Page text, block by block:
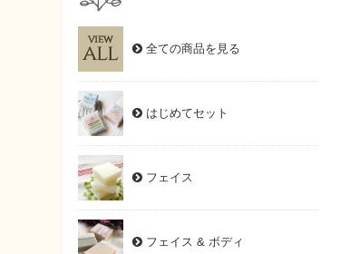
全ての商品を見る
はじめてセット
フェイス
フェイス & ボディ